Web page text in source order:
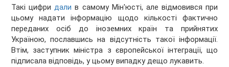
Такі цифридали в самому Мін'юсті, але відмовився при
цьому надати інформацію щодо кількості фактично
переданих осіб до іноземних країн та прийнятих
Україною, пославшись на відсутність такої інформації.
Втім, заступник міністра з європейської інтеграції, що
підписала відповідь, у цьому випадку дещо лукавить.